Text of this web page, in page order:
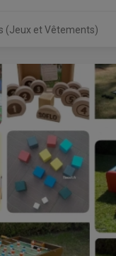
(Jeux et Vêtements)